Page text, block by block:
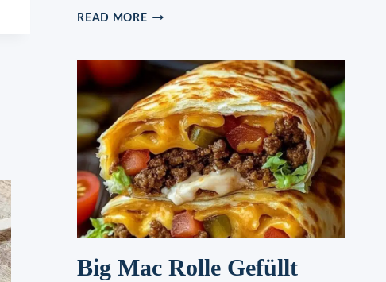
READ MORE💚
–
MEINE
LIEBSTEN
💚
Big Mac Rolle Gefüllt